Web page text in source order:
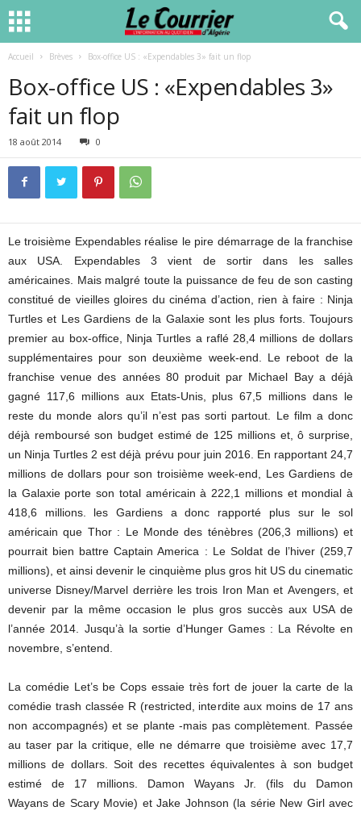
Accueil Brèves Box-office US : «Expendables 3» fait un flop
Box-office US : «Expendables 3»
fait un flop
18 août 2014 0
Le troisième Expendables réalise le pire démarrage de la franchise
aux USA. Expendables 3 vient de sortir dans les salles
américaines. Mais malgré toute la puissance de feu de son casting
constitué de vieilles gloires du cinéma d’action, rien à faire : Ninja
Turtles et Les Gardiens de la Galaxie sont les plus forts. Toujours
premier au box-office, Ninja Turtles a raflé 28,4 millions de dollars
supplémentaires pour son deuxième week-end. Le reboot de la
franchise venue des années 80 produit par Michael Bay a déjà
gagné 117,6 millions aux Etats-Unis, plus 67,5 millions dans le
reste du monde alors qu’il n’est pas sorti partout. Le film a donc
déjà remboursé son budget estimé de 125 millions et, ô surprise,
un Ninja Turtles 2 est déjà prévu pour juin 2016. En rapportant 24,7
millions de dollars pour son troisième week-end, Les Gardiens de
la Galaxie porte son total américain à 222,1 millions et mondial à
418,6 millions. les Gardiens a donc rapporté plus sur le sol
américain que Thor : Le Monde des ténèbres (206,3 millions) et
pourrait bien battre Captain America : Le Soldat de l’hiver (259,7
millions), et ainsi devenir le cinquième plus gros hit US du cinematic
universe Disney/Marvel derrière les trois Iron Man et Avengers, et
devenir par la même occasion le plus gros succès aux USA de
l’année 2014. Jusqu’à la sortie d’Hunger Games : La Révolte en
novembre, s’entend.
La comédie Let’s be Cops essaie très fort de jouer la carte de la
comédie trash classée R (restricted, interdite aux moins de 17 ans
non accompagnés) et se plante -mais pas complètement. Passée
au taser par la critique, elle ne démarre que troisième avec 17,7
millions de dollars. Soit des recettes équivalentes à son budget
estimé de 17 millions. Damon Wayans Jr. (fils du Damon
Wayans de Scary Movie) et Jake Johnson (la série New Girl avec